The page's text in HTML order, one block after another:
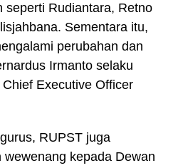
seperti Rudiantara, Retno
Sementara itu,
perubahan dan
Irmanto selaku
Executive Officer
RUPST juga
kepada Dewan